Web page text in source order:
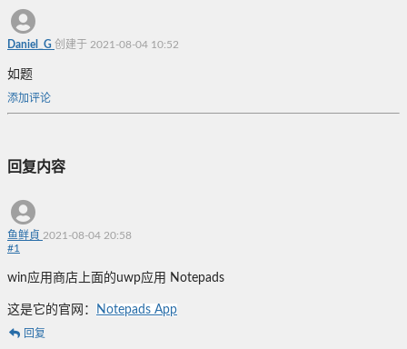
Daniel_G 创建于 2021-08-04 10:52
如题
添加评论
回复内容
鱼鲜貞 2021-08-04 20:58
#1
win应用商店上面的uwp应用 Notepads
这是它的官网： Notepads App
回复